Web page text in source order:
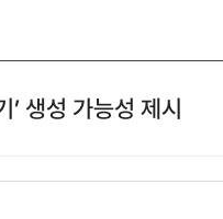
생성 가능성 제시